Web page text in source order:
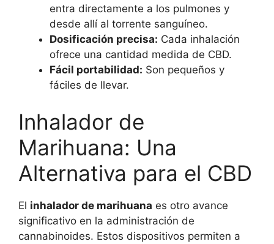
entra directamente a los pulmones y
desde allí al torrente sanguíneo.
Dosificación precisa: Cada inhalación
ofrece una cantidad medida de CBD.
Fácil portabilidad: Son pequeños y
fáciles de llevar.
Inhalador de
Marihuana: Una
Alternativa para el CBD
El inhalador de marihuana es otro avance
significativo en la administración de
cannabinoides. Estos dispositivos permiten a